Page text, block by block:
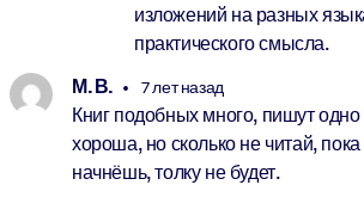
изложений на разных
практического смысла.
М. В.
7 лет назад
Книг подобных много, пишут
хороша, но сколько не читай,
начнёшь, толку не будет.